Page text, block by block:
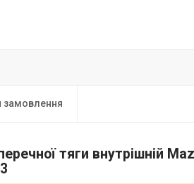
замовлення
тяги внутрішній